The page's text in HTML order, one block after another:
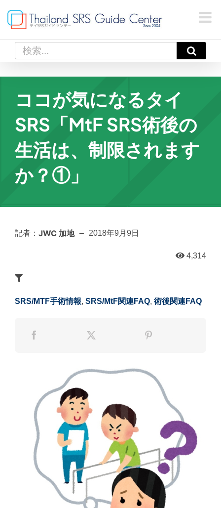
content
索
ココが気になるタイ
SRS「MtF SRS術後の
生活は、制限されます
か？①」
記者： JWC 加地 – 2018年9月9日
4,314
SRS/MTF手術情報, SRS/MtF関連FAQ, 術後関連FAQ